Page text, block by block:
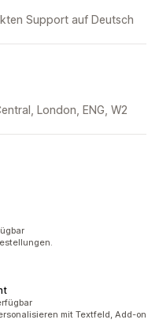
Support auf Deutsch
London, ENG, W2
mit Textfeld, Add-on